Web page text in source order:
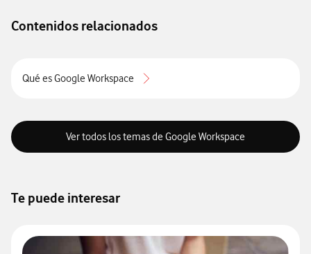
Contenidos relacionados
Qué es Google Workspace
Ver todos los temas de Google Workspace
Te puede interesar